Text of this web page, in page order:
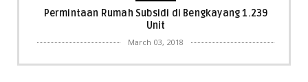
Permintaan Rumah Subsidi di Bengkayang 1.239
Unit
March 03, 2018
KALBAR